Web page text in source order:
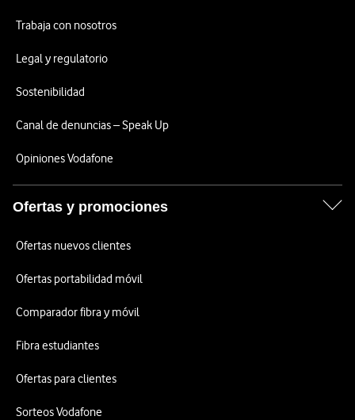
Trabaja con nosotros
Legal y regulatorio
Sostenibilidad
Canal de denuncias – Speak Up
Opiniones Vodafone
Ofertas y promociones
Ofertas nuevos clientes
Ofertas portabilidad móvil
Comparador fibra y móvil
Fibra estudiantes
Ofertas para clientes
Sorteos Vodafone